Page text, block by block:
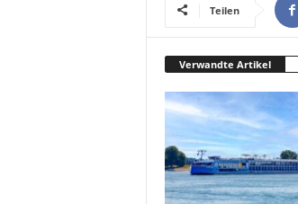
Teilen
Verwandte Artikel